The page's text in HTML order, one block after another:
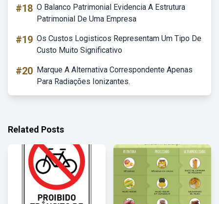
#18 O Balanco Patrimonial Evidencia A Estrutura
Patrimonial De Uma Empresa
#19 Os Custos Logisticos Representam Um Tipo De
Custo Muito Significativo
#20 Marque A Alternativa Correspondente Apenas
Para Radiações Ionizantes.
Related Posts